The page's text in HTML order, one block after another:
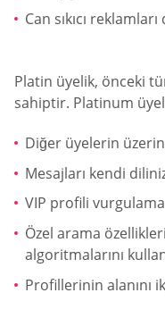
Can sıkıcı reklamları
Platin üyelik, önceki
sahiptir. Platinum
Diğer üyelerin
Mesajları kendi
VIP profili vurgulama
Özel arama
algoritmalarını
Profillerinin alanını